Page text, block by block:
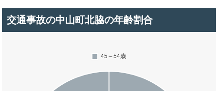
交通事故の中山町北脇の年齢割合